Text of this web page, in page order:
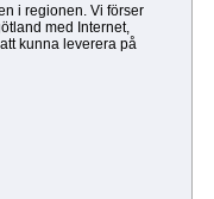
i regionen. Vi förser
med Internet,
kunna leverera på